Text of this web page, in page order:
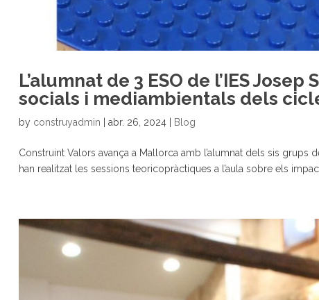
L’alumnat de 3 ESO de l’IES
socials i mediambientals dels
by construyadmin abr. 26, 2024| Blog
Construint Valors avança a Mallorca amb l’alumnat dels sis grups
han realitzat les sessions teoricopràctiques a l’aula sobre els